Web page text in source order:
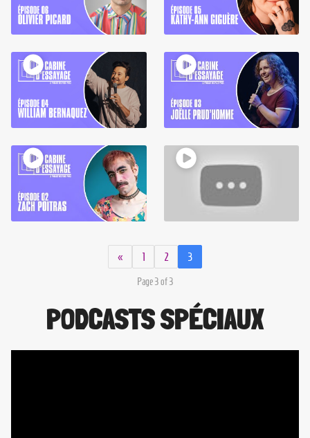
« 1 2 3
Page 3 of 3
PODCASTS SPÉCIAUX